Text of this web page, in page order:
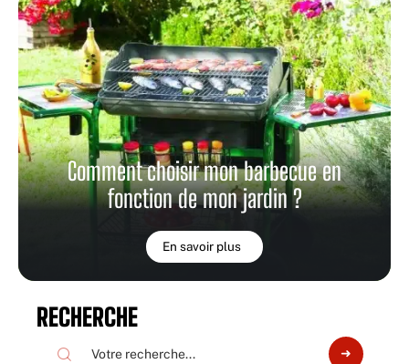
Comment choisir mon barbecue en
fonction de mon jardin ?
En savoir plus
RECHERCHE